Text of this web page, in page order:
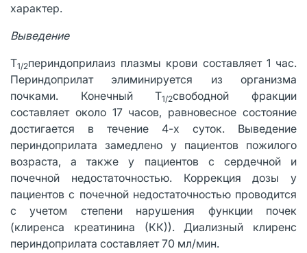
характер.
Выведение
T1/2периндоприлаиз плазмы крови составляет 1 час.
Периндоприлат элиминируется из организма
почками. Конечный T1/2свободной фракции
составляет около 17 часов, равновесное состояние
достигается в течение 4-х суток. Выведение
периндоприлата замедлено у пациентов пожилого
возраста, а также у пациентов с сердечной и
почечной недостаточностью. Коррекция дозы у
пациентов с почечной недостаточностью проводится
с учетом степени нарушения функции почек
(клиренса креатинина (КК)). Диализный клиренс
периндоприлата составляет 70 мл/мин.